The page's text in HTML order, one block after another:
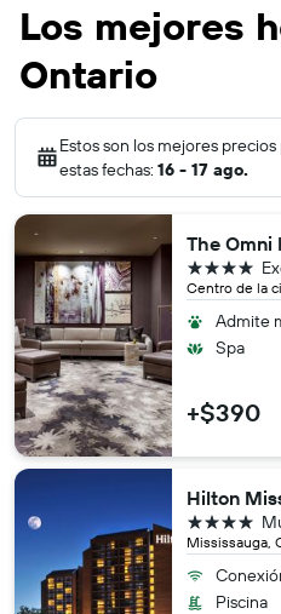
Los mejores
Ontario
Estos son los mejores precios
estas fechas: 16 - 17 ago.
The Omni
Centro de la
4 estrellas
Admite
Spa
+$390
Hilton
Mississauga,
4 estrellas
Piscina